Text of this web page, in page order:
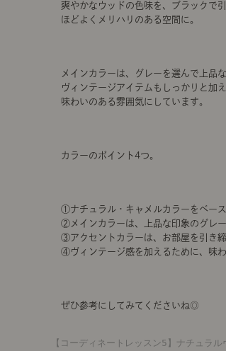
爽やかなウッドの色味を、ブラックで
ほどよくメリハリのある空間に。
メインカラーは、グレーを選んで上品
ヴィンテージアイテムもしっかりと加え
味わいのある雰囲気にしています。
カラーのポイント4つ。
①ナチュラル・キャメルカラーをベー
②メインカラーは、上品な印象のグレ
③アクセントカラーは、お部屋を引き
④ヴィンテージ感を加えるために、味
ぜひ参考にしてみてくださいね◎
【コーディネートレッスン5】ナチュラ